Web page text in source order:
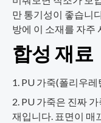
만 통기성이 좋습니
방에 이 소재를 자주
합성 재료
PU 가죽(폴리우레
PU 가죽은 진짜
재입니다. 표면이 매